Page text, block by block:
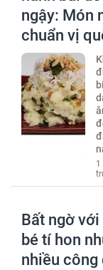
ngậy: Món
chuẩn vị
1
Bất ngờ
bé tí hon
nhiều công